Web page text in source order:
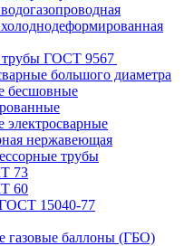
холоднодеформированная
ГОСТ 9567
большого диаметра
бесшовные
электросварные
нержавеющая
трубы
73
60
15040-77
газовые баллоны (ГБО)